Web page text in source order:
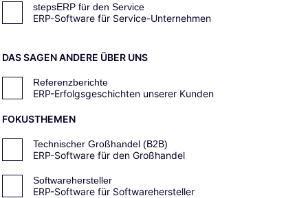
stepsERP für den Service
ERP-Software für Service-Unternehmen
DAS SAGEN ANDERE ÜBER UNS
Referenzberichte
ERP-Erfolgsgeschichten unserer Kunden
FOKUSTHEMEN
Technischer Großhandel (B2B)
ERP-Software für den Großhandel
Softwarehersteller
ERP-Software für Softwarehersteller
Schlagwörter
2022 2024 2025
B2B BLOCKCHAIN
CRM-SYSTEM
DMS EINFÜHRUNG ERP
ERP SOFTWARE